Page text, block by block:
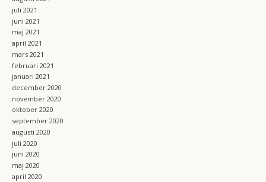
juli 2021
juni 2021
maj 2021
april 2021
mars 2021
februari 2021
januari 2021
december 2020
november 2020
oktober 2020
september 2020
augusti 2020
juli 2020
juni 2020
maj 2020
april 2020